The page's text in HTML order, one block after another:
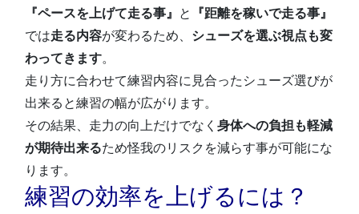
『ペースを上げて走る事』 と 『距離を稼いで走る事』
では走る内容が変わるため、 シューズを選ぶ視点も変
わってきます。
走り方に合わせて練習内容に見合ったシューズ選びが
出来ると練習の幅が広がります。
その結果、走力の向上だけでなく 身体への負担も軽減
が期待出来るため怪我のリスクを減らす事が可能にな
ります。
練習の効率を上げるには？